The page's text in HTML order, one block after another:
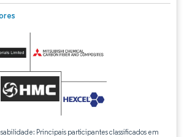
Principais participantes classificados em